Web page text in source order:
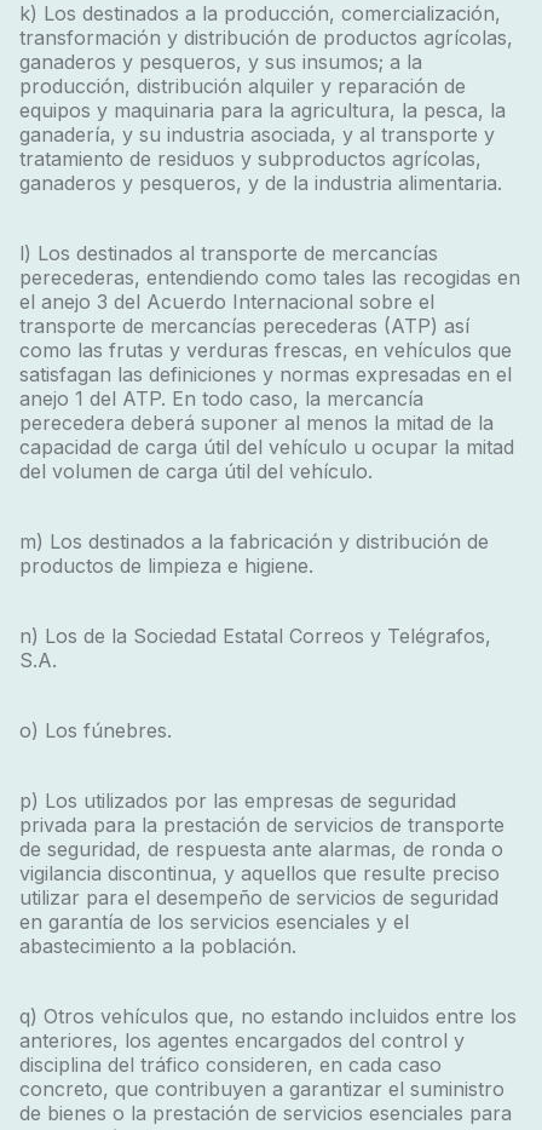
k) Los destinados a la producción, comercialización,
transformación y distribución de productos agrícolas,
ganaderos y pesqueros, y sus insumos; a la
producción, distribución alquiler y reparación de
equipos y maquinaria para la agricultura, la pesca, la
ganadería, y su industria asociada, y al transporte y
tratamiento de residuos y subproductos agrícolas,
ganaderos y pesqueros, y de la industria alimentaria.
l) Los destinados al transporte de mercancías
perecederas, entendiendo como tales las recogidas en
el anejo 3 del Acuerdo Internacional sobre el
transporte de mercancías perecederas (ATP) así
como las frutas y verduras frescas, en vehículos que
satisfagan las definiciones y normas expresadas en el
anejo 1 del ATP. En todo caso, la mercancía
perecedera deberá suponer al menos la mitad de la
capacidad de carga útil del vehículo u ocupar la mitad
del volumen de carga útil del vehículo.
m) Los destinados a la fabricación y distribución de
productos de limpieza e higiene.
n) Los de la Sociedad Estatal Correos y Telégrafos,
S.A.
o) Los fúnebres.
p) Los utilizados por las empresas de seguridad
privada para la prestación de servicios de transporte
de seguridad, de respuesta ante alarmas, de ronda o
vigilancia discontinua, y aquellos que resulte preciso
utilizar para el desempeño de servicios de seguridad
en garantía de los servicios esenciales y el
abastecimiento a la población.
q) Otros vehículos que, no estando incluidos entre los
anteriores, los agentes encargados del control y
disciplina del tráfico consideren, en cada caso
concreto, que contribuyen a garantizar el suministro
de bienes o la prestación de servicios esenciales para